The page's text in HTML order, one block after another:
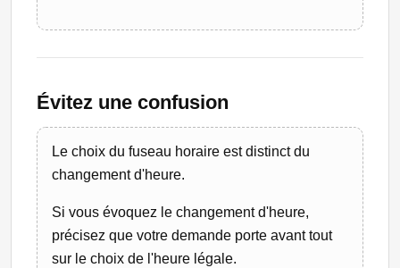
Évitez une confusion
Le choix du fuseau horaire est distinct du
changement d'heure.
Si vous évoquez le changement d'heure,
précisez que votre demande porte avant tout
sur le choix de l'heure légale.